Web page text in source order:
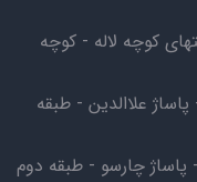
کوچه لاله - کوچه
علاالدین - طبقه
پاساژ چارسو - طبقه دوم